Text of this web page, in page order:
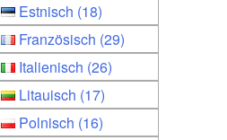
Estnisch (18)
Französisch (29)
Italienisch (26)
Litauisch (17)
Polnisch (16)